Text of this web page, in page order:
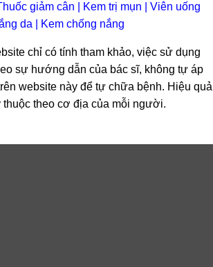
giảm cân Kem trị mụn
Viên uống
da
Kem chống nắng
chỉ có tính tham khảo, việc sử dụng
sự hướng dẫn của bác sĩ, không tự áp
website này để tự chữa bệnh. Hiệu quả
thuộc theo cơ địa của mỗi người.